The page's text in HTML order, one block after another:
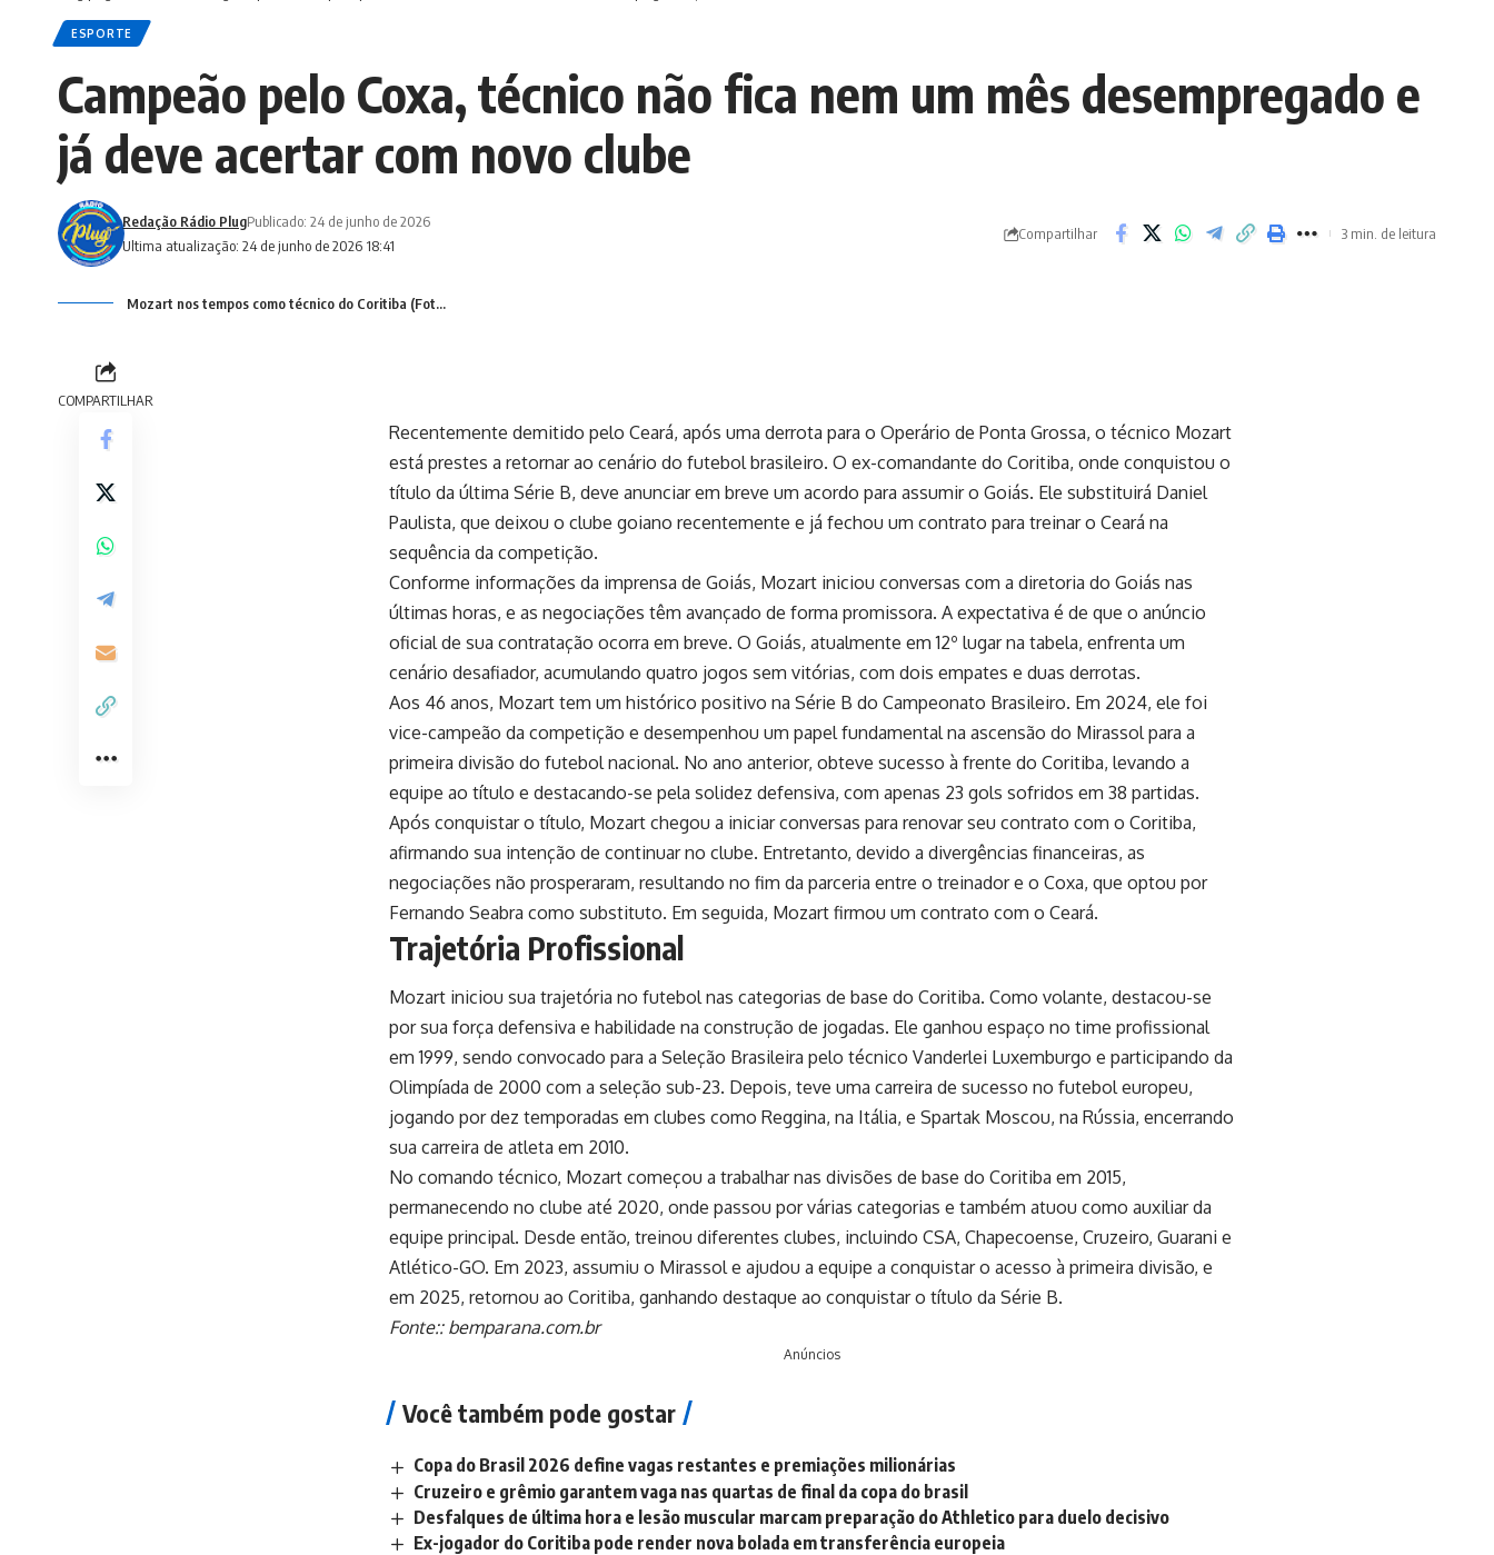
ESPORTE
Campeão pelo Coxa, técnico não fica nem um mês desempregado e
já deve acertar com novo clube
Ultima atualização: 24 de junho de 2026 18:41
Redação Rádio PlugPublicado: 24 de junho de 2026
Compartilhar 3 min. de leitura
Mozart nos tempos como técnico do Coritiba (Fot...
COMPARTILHAR
Recentemente demitido pelo Ceará, após uma derrota para o Operário de Ponta Grossa, o técnico Mozart
está prestes a retornar ao cenário do futebol brasileiro. O ex-comandante do Coritiba, onde conquistou o
título da última Série B, deve anunciar em breve um acordo para assumir o Goiás. Ele substituirá Daniel
Paulista, que deixou o clube goiano recentemente e já fechou um contrato para treinar o Ceará na
sequência da competição.
Conforme informações da imprensa de Goiás, Mozart iniciou conversas com a diretoria do Goiás nas
últimas horas, e as negociações têm avançado de forma promissora. A expectativa é de que o anúncio
oficial de sua contratação ocorra em breve. O Goiás, atualmente em 12º lugar na tabela, enfrenta um
cenário desafiador, acumulando quatro jogos sem vitórias, com dois empates e duas derrotas.
Aos 46 anos, Mozart tem um histórico positivo na Série B do Campeonato Brasileiro. Em 2024, ele foi
vice-campeão da competição e desempenhou um papel fundamental na ascensão do Mirassol para a
primeira divisão do futebol nacional. No ano anterior, obteve sucesso à frente do Coritiba, levando a
equipe ao título e destacando-se pela solidez defensiva, com apenas 23 gols sofridos em 38 partidas.
Após conquistar o título, Mozart chegou a iniciar conversas para renovar seu contrato com o Coritiba,
afirmando sua intenção de continuar no clube. Entretanto, devido a divergências financeiras, as
negociações não prosperaram, resultando no fim da parceria entre o treinador e o Coxa, que optou por
Fernando Seabra como substituto. Em seguida, Mozart firmou um contrato com o Ceará.
Trajetória Profissional
Mozart iniciou sua trajetória no futebol nas categorias de base do Coritiba. Como volante, destacou-se
por sua força defensiva e habilidade na construção de jogadas. Ele ganhou espaço no time profissional
em 1999, sendo convocado para a Seleção Brasileira pelo técnico Vanderlei Luxemburgo e participando da
Olimpíada de 2000 com a seleção sub-23. Depois, teve uma carreira de sucesso no futebol europeu,
jogando por dez temporadas em clubes como Reggina, na Itália, e Spartak Moscou, na Rússia, encerrando
sua carreira de atleta em 2010.
No comando técnico, Mozart começou a trabalhar nas divisões de base do Coritiba em 2015,
permanecendo no clube até 2020, onde passou por várias categorias e também atuou como auxiliar da
equipe principal. Desde então, treinou diferentes clubes, incluindo CSA, Chapecoense, Cruzeiro, Guarani e
Atlético-GO. Em 2023, assumiu o Mirassol e ajudou a equipe a conquistar o acesso à primeira divisão, e
em 2025, retornou ao Coritiba, ganhando destaque ao conquistar o título da Série B.
Fonte:: bemparana.com.br
Anúncios
Você também pode gostar
Copa do Brasil 2026 define vagas restantes e premiações milionárias
Cruzeiro e grêmio garantem vaga nas quartas de final da copa do brasil
Desfalques de última hora e lesão muscular marcam preparação do Athletico para duelo decisivo
Ex-jogador do Coritiba pode render nova bolada em transferência europeia